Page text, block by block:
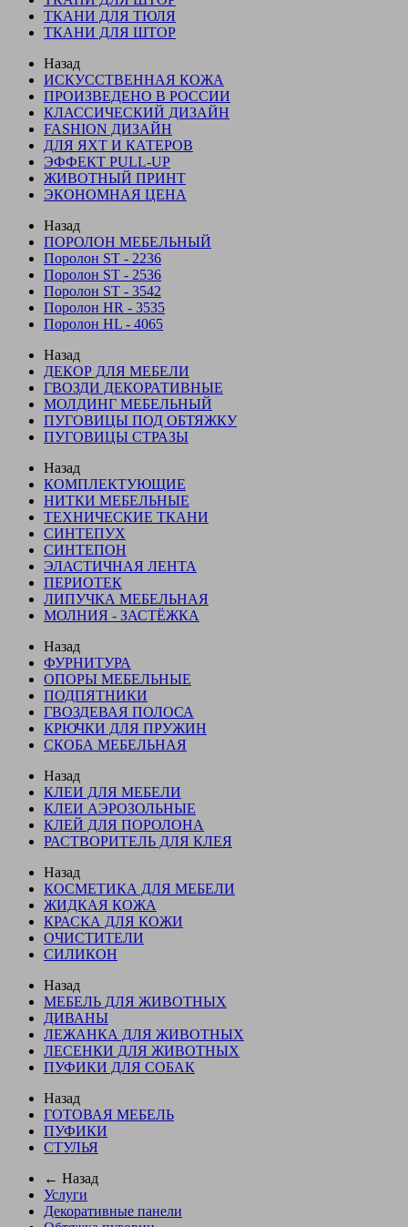
ТКАНИ ДЛЯ ТЮЛЯ
ТКАНИ ДЛЯ ШТОР
Назад
ИСКУССТВЕННАЯ КОЖА
ПРОИЗВЕДЕНО В РОССИИ
КЛАССИЧЕСКИЙ ДИЗАЙН
FASHION ДИЗАЙН
ДЛЯ ЯХТ И КАТЕРОВ
ЭФФЕКТ PULL-UP
ЖИВОТНЫЙ ПРИНТ
ЭКОНОМНАЯ ЦЕНА
Назад
ПОРОЛОН МЕБЕЛЬНЫЙ
Поролон ST - 2236
Поролон ST - 2536
Поролон ST - 3542
Поролон HR - 3535
Поролон HL - 4065
Назад
ДЕКОР ДЛЯ МЕБЕЛИ
ГВОЗДИ ДЕКОРАТИВНЫЕ
МОЛДИНГ МЕБЕЛЬНЫЙ
ПУГОВИЦЫ ПОД ОБТЯЖКУ
ПУГОВИЦЫ СТРАЗЫ
Назад
КОМПЛЕКТУЮЩИЕ
НИТКИ МЕБЕЛЬНЫЕ
ТЕХНИЧЕСКИЕ ТКАНИ
СИНТЕПУХ
СИНТЕПОН
ЭЛАСТИЧНАЯ ЛЕНТА
ПЕРИОТЕК
ЛИПУЧКА МЕБЕЛЬНАЯ
МОЛНИЯ - ЗАСТЁЖКА
Назад
ФУРНИТУРА
ОПОРЫ МЕБЕЛЬНЫЕ
ПОДПЯТНИКИ
ГВОЗДЕВАЯ ПОЛОСА
КРЮЧКИ ДЛЯ ПРУЖИН
СКОБА МЕБЕЛЬНАЯ
Назад
КЛЕИ ДЛЯ МЕБЕЛИ
КЛЕИ АЭРОЗОЛЬНЫЕ
КЛЕЙ ДЛЯ ПОРОЛОНА
РАСТВОРИТЕЛЬ ДЛЯ КЛЕЯ
Назад
КОСМЕТИКА ДЛЯ МЕБЕЛИ
ЖИДКАЯ КОЖА
КРАСКА ДЛЯ КОЖИ
ОЧИСТИТЕЛИ
СИЛИКОН
Назад
МЕБЕЛЬ ДЛЯ ЖИВОТНЫХ
ДИВАНЫ
ЛЕЖАНКА ДЛЯ ЖИВОТНЫХ
ЛЕСЕНКИ ДЛЯ ЖИВОТНЫХ
ПУФИКИ ДЛЯ СОБАК
Назад
ГОТОВАЯ МЕБЕЛЬ
ПУФИКИ
СТУЛЬЯ
← Назад
Услуги
Декоративные панели